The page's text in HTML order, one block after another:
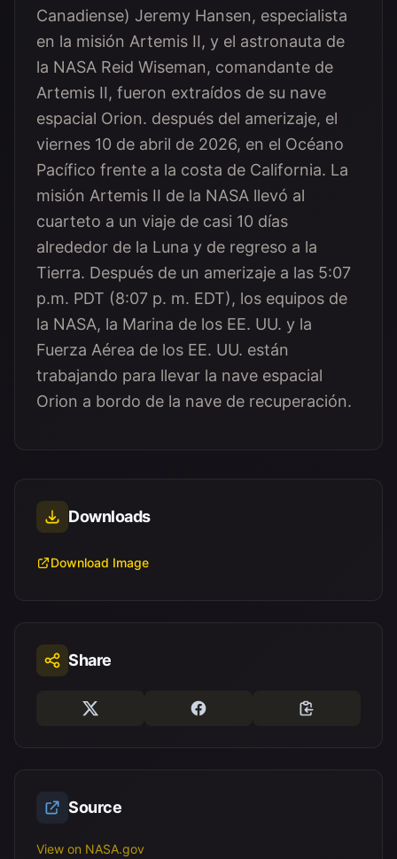
Canadiense) Jeremy Hansen, especialista
en la misión Artemis II, y el astronauta de
la NASA Reid Wiseman, comandante de
Artemis II, fueron extraídos de su nave
espacial Orion. después del amerizaje, el
viernes 10 de abril de 2026, en el Océano
Pacífico frente a la costa de California. La
misión Artemis II de la NASA llevó al
cuarteto a un viaje de casi 10 días
alrededor de la Luna y de regreso a la
Tierra. Después de un amerizaje a las 5:07
p.m. PDT (8:07 p. m. EDT), los equipos de
la NASA, la Marina de los EE. UU. y la
Fuerza Aérea de los EE. UU. están
trabajando para llevar la nave espacial
Orion a bordo de la nave de recuperación.
Downloads
Download Image
Share
Source
View on NASA.gov